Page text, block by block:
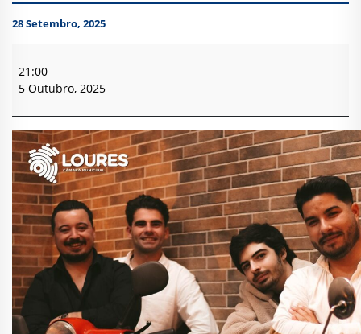
28 Setembro, 2025
do
Vinho
das
Vindimas
-
Vizinhos
21:00
5 Outubro, 2025